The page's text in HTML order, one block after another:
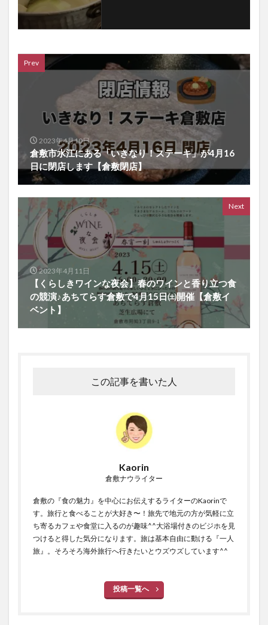
Prev
2023年4月10日
倉敷市水江にある「いきなり！ステーキ」が4月16
日に閉店します【倉敷閉店】
Next
2023年4月11日
【くらしきワインな夜会】春のワインと香り立つ食
の競演♪あちてらす倉敷で4月15日㈯開催【倉敷イ
ベント】
この記事を書いた人
Kaorin
倉敷ナウライター
倉敷の『食の魅力』を中心にお伝えするライターのKaorinで
す。旅行と食べることが大好き〜！旅先で地元の方が気軽に立
ち寄るカフェや食堂に入るのが趣味^^大浴場付きのビジホを見
つけると得した気分になります。旅は基本自由に動ける『一人
旅』。そろそろ海外旅行へ行きたいとウズウズしています^^
投稿一覧へ